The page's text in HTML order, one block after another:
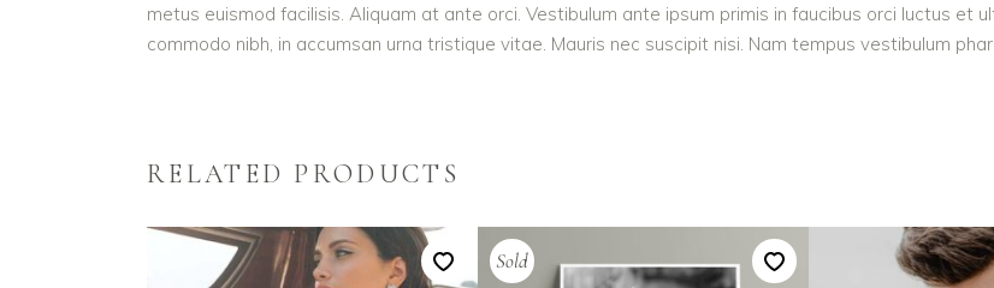
metus euismod facilisis. Aliquam at ante orci. Vestibulum ante ipsum primis in faucibus orci luctus et
commodo nibh, in accumsan urna tristique vitae. Mauris nec suscipit nisi. Nam tempus vestibulum
RELATED PRODUCTS
Sold